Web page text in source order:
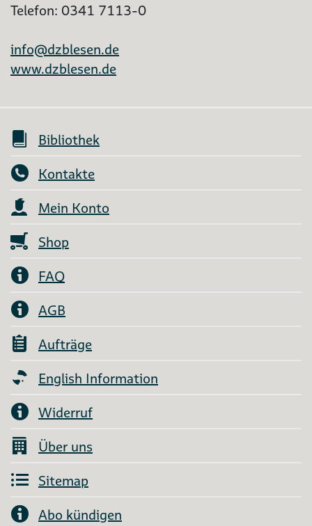
Telefon: 0341 7113-0
info@dzblesen.de
www.dzblesen.de
Bibliothek
Kontakte
Mein Konto
Shop
FAQ
AGB
Aufträge
English Information
Widerruf
Über uns
Sitemap
Abo kündigen